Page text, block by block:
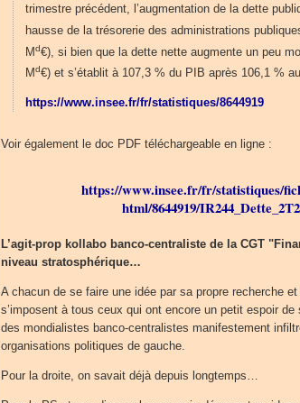
trimestre précédent, l’augmentation de la dette
hausse de la trésorerie des administrations
Md€), si bien que la dette nette augmente un peu
Md€) et s’établit à 107,3 % du PIB après 106,1 %
https://www.insee.fr/fr/statistiques/8644919
Voir également le doc PDF téléchargeable en ligne :
https://www.insee.fr/fr/statistiques/
html/8644919/
L’agit-prop kollabo banco-centraliste de la CGT
niveau stratosphérique…
A chacun de se faire une idée par sa propre recherche
s’imposent à tous ceux qui ont encore un petit espoir
des mondialistes banco-centralistes manifestement
organisations politiques de gauche.
Pour la droite, on savait déjà depuis longtemps…